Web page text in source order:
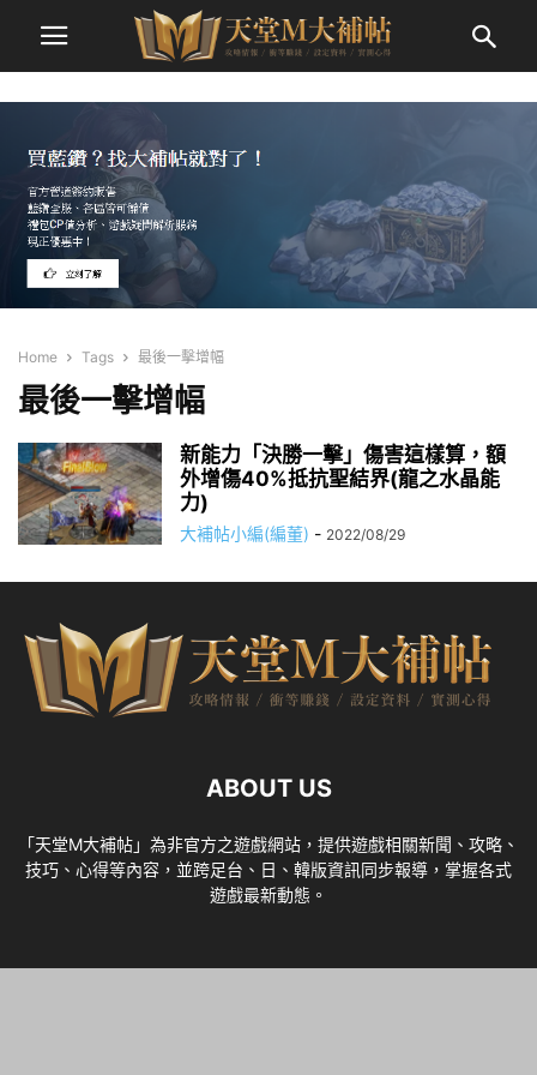
Home Tags 最後一擊增幅
最後一擊增幅
新能力「決勝一擊」傷害這樣算，額
外增傷40%抵抗聖結界(龍之水晶能
力)
大補帖小編(編董) - 2022/08/29
ABOUT US
「天堂M大補帖」為非官方之遊戲網站，提供遊戲相關新聞、攻略、
技巧、心得等內容，並跨足台、日、韓版資訊同步報導，掌握各式
遊戲最新動態。